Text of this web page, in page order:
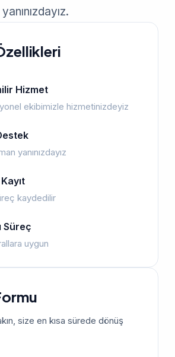
Hizmet
ekibimizle hizmetinizdeyiz
yanınızdayız
kaydedilir
Süreç
uygun
size en kısa sürede dönüş